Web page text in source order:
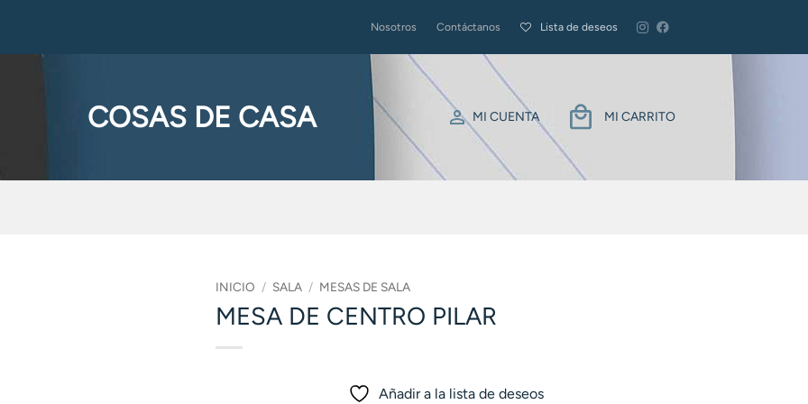
Nosotros Contáctanos Lista de deseos
COSAS DE CASA MI CUENTA MI CARRITO
INICIO / SALA / MESAS DE SALA
MESA DE CENTRO PILAR
Añadir a la lista de deseos